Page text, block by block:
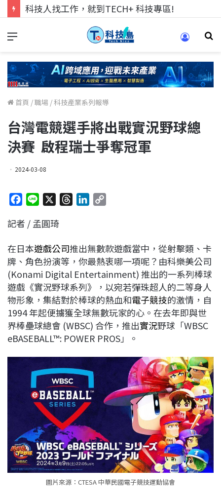
科技人找工作，就到TECH+ 科技專區!
首頁 /職場 /科技產業系列報導
台灣電競選手將出戰實況野球總
決賽 啟程瑞士爭奪冠軍
2024-03-08
c
b
o
o
k
n
a
d
s
e
d
I
n
L
i
n
k
記者 / 孟圓琦
在日本遊戲公司推出無數款遊戲當中，從射擊類、卡
牌、角色扮演等，你最熱衷哪一項呢？由科樂美公司
(Konami Digital Entertainment) 推出的一系列棒球
遊戲《實況野球系列》，以宛若彈珠超人的二等身人
物形象，集結對於棒球的熱血和電子競技的激情，自
1994 年起便擄獲全球無數玩家的心。在去年即與世
界棒壘球總會 (WBSC) 合作，推出實況野球「WBSC
eBASEBALL™: POWER PROS」。
圖片來源：CTESA 中華民國電子競技運動協會